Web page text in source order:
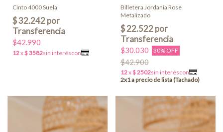
Cinto 4000 Suela
$42.990
Billetera Jordania Rose
Metalizado
$30.030 30% OFF
$42.900